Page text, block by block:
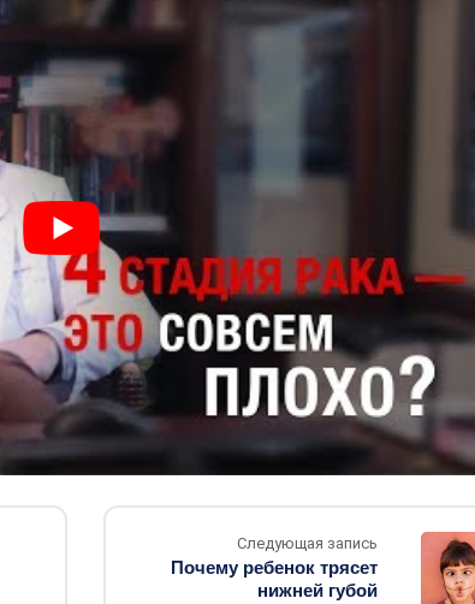
Следующая запись
Почему ребенок трясет
нижней губой